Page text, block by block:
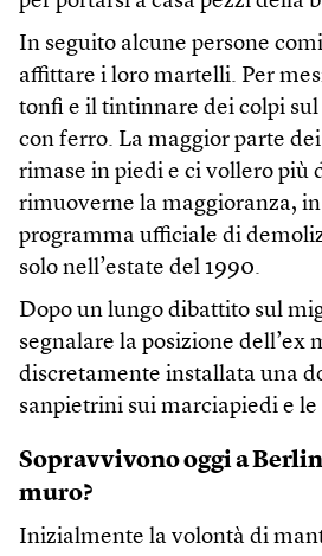
In seguito alcune persone
affittare i loro martelli. Per
tonfi e il tintinnare dei colpi
con ferro. La maggior parte
rimase in piedi e ci vollero più
rimuoverne la maggioranza, in
programma ufficiale di
solo nell’estate del 1990.
Dopo un lungo dibattito sul
segnalare la posizione dell’ex
discretamente installata una
sanpietrini sui marciapiedi e le
Sopravvivono oggi a
muro?
Inizialmente la volontà di